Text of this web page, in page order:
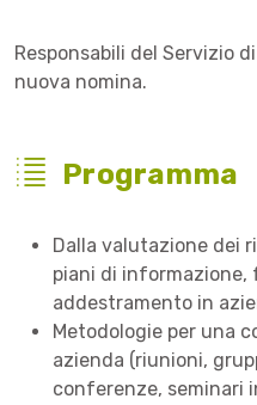
Responsabili del Servizio
nuova nomina.
Programma
Dalla valutazione dei
piani di informazione,
addestramento in
Metodologie per una
azienda (riunioni,
conferenze, seminari